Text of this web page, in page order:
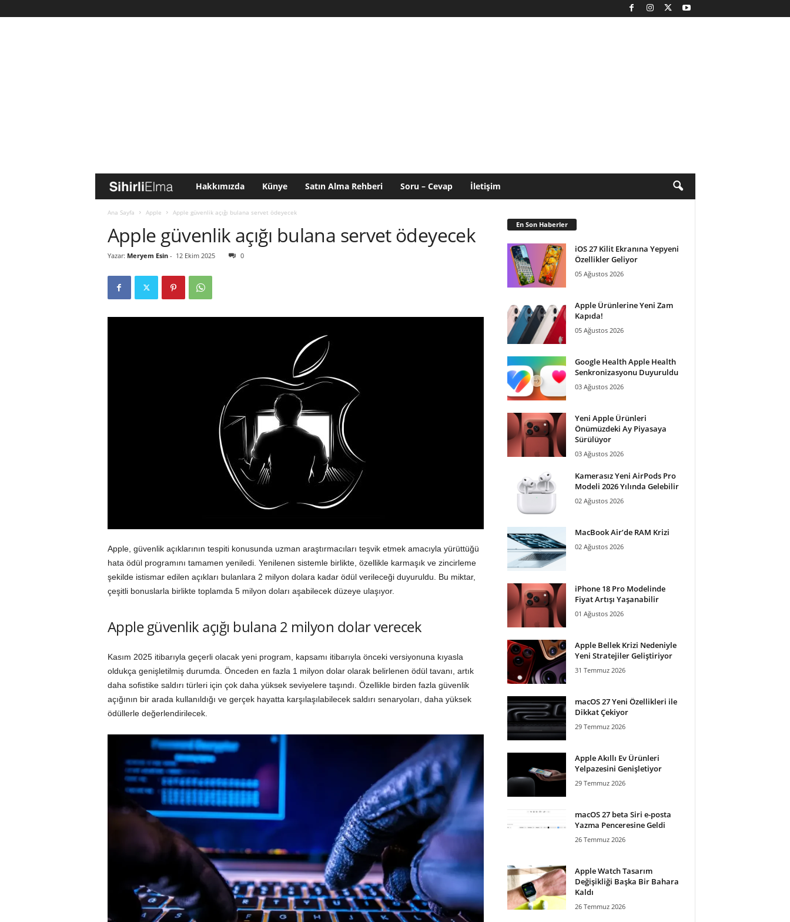
i
h
l
Hakkımızda Künye Satın Alma Rehberi Soru – Cevap İletişim
Ana Sayfa Apple Apple güvenlik açığı bulana servet ödeyecek
Apple güvenlik açığı bulana servet ödeyecek
Yazar: Meryem Esin- 12 Ekim 2025 0
Apple, güvenlik açıklarının tespiti konusunda uzman araştırmacıları teşvik etmek amacıyla yürüttüğü
hata ödül programını tamamen yeniledi. Yenilenen sistemle birlikte, özellikle karmaşık ve zincirleme
şekilde istismar edilen açıkları bulanlara 2 milyon dolara kadar ödül verileceği duyuruldu. Bu miktar,
çeşitli bonuslarla birlikte toplamda 5 milyon doları aşabilecek düzeye ulaşıyor.
Apple güvenlik açığı bulana 2 milyon dolar verecek
Kasım 2025 itibarıyla geçerli olacak yeni program, kapsamı itibarıyla önceki versiyonuna kıyasla
oldukça genişletilmiş durumda. Önceden en fazla 1 milyon dolar olarak belirlenen ödül tavanı, artık
daha sofistike saldırı türleri için çok daha yüksek seviyelere taşındı. Özellikle birden fazla güvenlik
açığının bir arada kullanıldığı ve gerçek hayatta karşılaşılabilecek saldırı senaryoları, daha yüksek
ödüllerle değerlendirilecek.
En Son Haberler
iOS 27 Kilit Ekranına Yepyeni
Özellikler Geliyor
05 Ağustos 2026
Apple Ürünlerine Yeni Zam
Kapıda!
05 Ağustos 2026
Google Health Apple Health
Senkronizasyonu Duyuruldu
03 Ağustos 2026
Yeni Apple Ürünleri
Önümüzdeki Ay Piyasaya
Sürülüyor
03 Ağustos 2026
Kamerasız Yeni AirPods Pro
Modeli 2026 Yılında Gelebilir
02 Ağustos 2026
MacBook Air’de RAM Krizi
02 Ağustos 2026
iPhone 18 Pro Modelinde
Fiyat Artışı Yaşanabilir
01 Ağustos 2026
Apple Bellek Krizi Nedeniyle
Yeni Stratejiler Geliştiriyor
31 Temmuz 2026
macOS 27 Yeni Özellikleri ile
Dikkat Çekiyor
29 Temmuz 2026
Apple Akıllı Ev Ürünleri
Yelpazesini Genişletiyor
29 Temmuz 2026
macOS 27 beta Siri e-posta
Yazma Penceresine Geldi
26 Temmuz 2026
Apple Watch Tasarım
Değişikliği Başka Bir Bahara
Kaldı
26 Temmuz 2026